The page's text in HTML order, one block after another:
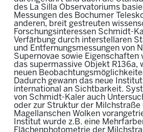
des La Silla Observatoriums
Messungen des Bochumer
anderen, breit gestreuten
Forschungsinteressen Schmidt-
Verfärbung durch interstellaren
und Entfernungsmessungen von
Supernovae sowie Eigenschaften
das supermassive Objekt R136a,
neuen
Dadurch gewann das neue
international an Sichtbarkeit.
von Schmidt-Kaler auch
oder zur Struktur der Milchstraße
Magellanschen Wolken
Institut wurde z.B. eine
Flächenphotometrie der